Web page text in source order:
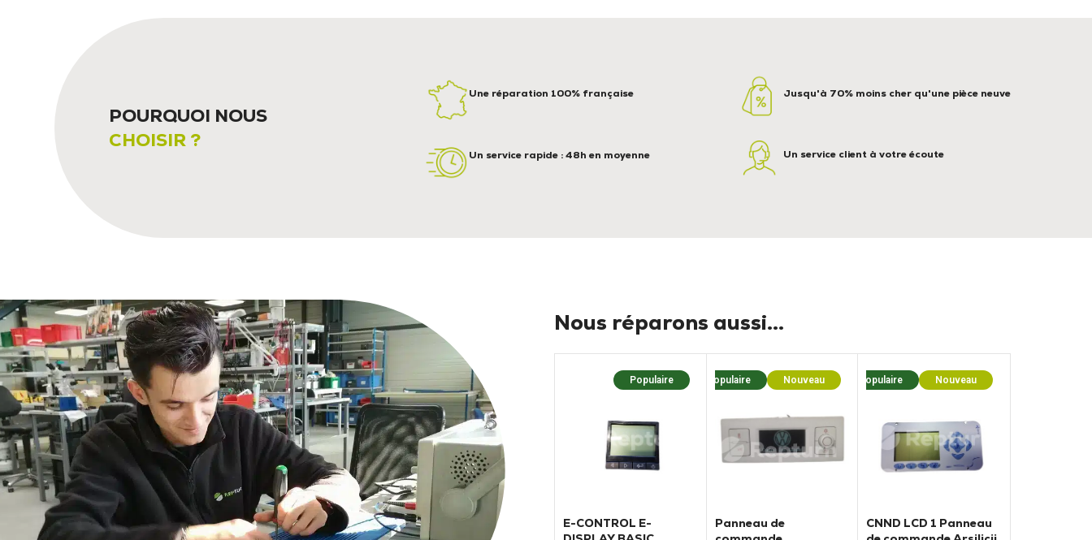
POURQUOI NOUS
CHOISIR ?
Une réparation 100% française
Un service rapide : 48h en moyenne
Jusqu'à 70% moins cher qu'une pièce neuve
Un service client à votre écoute
Nous réparons aussi...
Populaire
E-CONTROL E-
Populaire Nouveau
Panneau de
Populaire Nouveau
CNND LCD 1 Panneau